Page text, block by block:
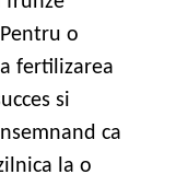
Pentru o
fertilizarea
si
ca
la o